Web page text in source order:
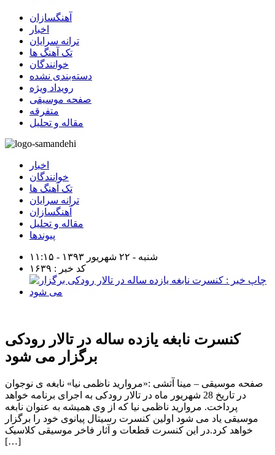
آهنگسازان
اخبار
ترانه سرایان
تک آهنگ ها
خوانندگان
دسته‌بندی نشده
رویداد ویژه
صفحه موسیقی
متفرقه
مقاله و تحلیل
اخبار
خوانندگان
تک آهنگ ها
ترانه سرایان
آهنگسازان
مقاله و تحلیل
پیوندها
شنبه - ۲۲ شهریور ۱۳۹۳ - ۱۱:۱۵
کد خبر : ۱۶۳۹
کنسرت نابغه یازده ساله در تالار رودکی
برگزار می شود
صفحه موسیقی – مینا آتشی :«مروارید ناظمی نیا» نابغه ی نوجوان
در تاریخ 28 شهریور ماه در تالار رودکی به اجرای برنامه خواهد
پرداخت. مروارید ناظمی نیا که از وی همیشه به عنوان نابغه
موسیقی یاد می شود اولین کنسرت رسیتال پیانوی خود را برگزار
خواهد کرد.در این کنسرت قطعات و آثار فاخر موسیقی کلاسیک
[…]